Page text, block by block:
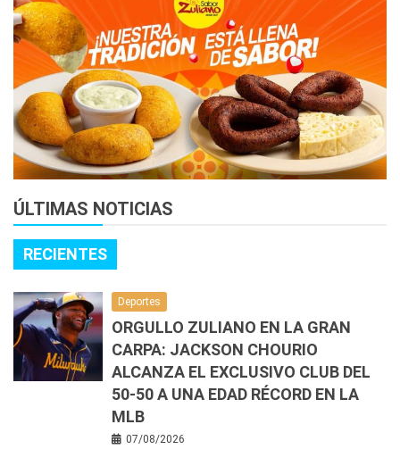
ÚLTIMAS NOTICIAS
RECIENTES
Deportes
ORGULLO ZULIANO EN LA GRAN
CARPA: JACKSON CHOURIO
ALCANZA EL EXCLUSIVO CLUB DEL
50-50 A UNA EDAD RÉCORD EN LA
MLB
07/08/2026